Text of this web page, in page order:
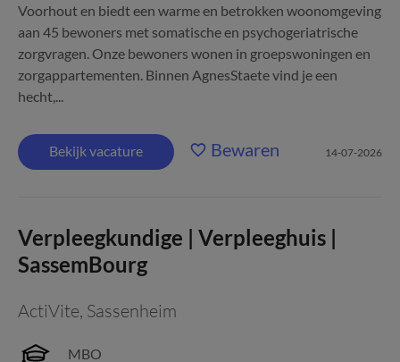
Voorhout en biedt een warme en betrokken woonomgeving
aan 45 bewoners met somatische en psychogeriatrische
zorgvragen. Onze bewoners wonen in groepswoningen en
zorgappartementen. Binnen AgnesStaete vind je een
hecht,...
Bekijk vacature Bewaren 14-07-2026
Verpleegkundige | Verpleeghuis |
SassemBourg
ActiVite, Sassenheim
MBO